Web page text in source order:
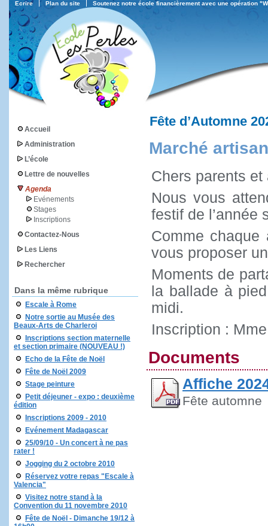
Soutenez notre école financièrement avec une opération
Plan du site
Ecrire
Accueil
Administration
L’école
Lettre de nouvelles
Agenda
Evénements
Stages
Inscriptions
Contactez-Nous
Les Liens
Rechercher
Dans la même rubrique
Escale à Rome
Notre sortie au Musée des
Beaux-Arts de Charleroi
Inscriptions section maternelle
et section primaire (NOUVEAU !)
Echo de la Fête de Noël
Fête de Noël 2009
Stage peinture
Petit déjeuner - expo : deuxième
édition
Inscriptions 2009 - 2010
Evénement Madagascar
25/09/10 - Un concert à ne pas
rater !
Jogging du 2 octobre 2010
Réservez votre repas "Escale à
Valencia"
Visitez notre stand à la
Convention du 11 novembre 2010
Fête de Noël - Dimanche 19/12 à
Fête d’Automne
Marché
Chers parents et
Nous vous
festif de l’année
Comme
vous proposer
Moments de
la ballade à
midi.
Inscription :
Documents
Affiche
Fête automne